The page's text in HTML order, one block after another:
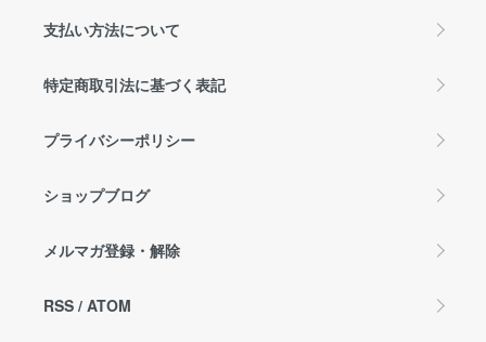
支払い方法について
特定商取引法に基づく表記
プライバシーポリシー
ショップブログ
メルマガ登録・解除
RSS / ATOM